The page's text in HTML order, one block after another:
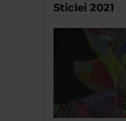
Sticlei 2021